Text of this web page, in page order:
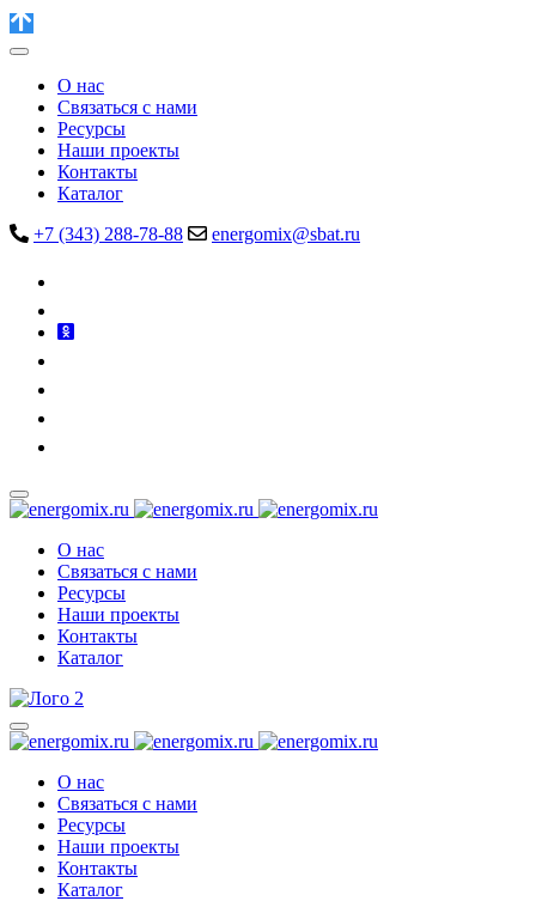
О нас
Связаться с нами
Ресурсы
Наши проекты
Контакты
Каталог
+7 (343) 288-78-88
energomix@sbat.ru
О нас
Связаться с нами
Ресурсы
Наши проекты
Контакты
Каталог
О нас
Связаться с нами
Ресурсы
Наши проекты
Контакты
Каталог